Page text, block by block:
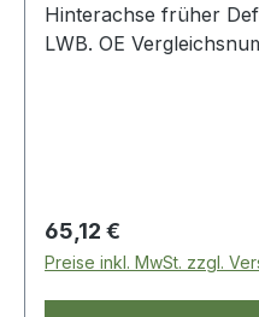
Hinterachse früher
LWB. OE
Regulärer Preis:
65,12 €
Preise inkl. MwSt. zzgl.